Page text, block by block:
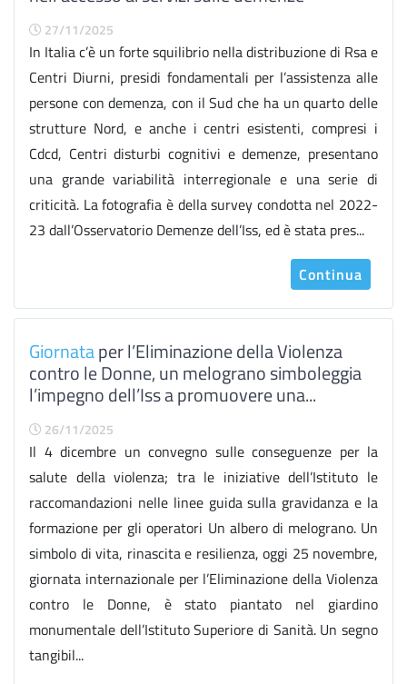
27/11/2025
In Italia c’è un forte squilibrio nella distribuzione di Rsa e
Centri Diurni, presidi fondamentali per l’assistenza alle
persone con demenza, con il Sud che ha un quarto delle
strutture Nord, e anche i centri esistenti, compresi i
Cdcd, Centri disturbi cognitivi e demenze, presentano
una grande variabilità interregionale e una serie di
criticità. La fotografia è della survey condotta nel 2022-
23 dall’Osservatorio Demenze dell’Iss, ed è stata pres...
Continua
Giornataper l’Eliminazione della Violenza
contro le Donne, un melograno simboleggia
l’impegno dell’Iss a promuovere una...
26/11/2025
Il 4 dicembre un convegno sulle conseguenze per la
salute della violenza; tra le iniziative dell’Istituto le
raccomandazioni nelle linee guida sulla gravidanza e la
formazione per gli operatori Un albero di melograno. Un
simbolo di vita, rinascita e resilienza, oggi 25 novembre,
giornata internazionale per l’Eliminazione della Violenza
contro le Donne, è stato piantato nel giardino
monumentale dell’Istituto Superiore di Sanità. Un segno
tangibil...